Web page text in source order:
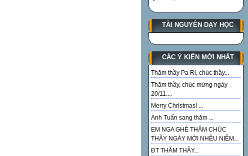
TÀI NGUYÊN DẠY HỌC
CÁC Ý KIẾN MỚI NHẤT
Thăm thầy Pa Ri, chúc thầy...
Thăm thầy, chúc mừng ngày
20/11....
Merry Christmas! ...
Anh Tuấn sang thăm ...
EM NGA GHÉ THĂM CHÚC
THẦY NGÀY MỚI NHỀU NIỀM...
ĐT THĂM THẦY...